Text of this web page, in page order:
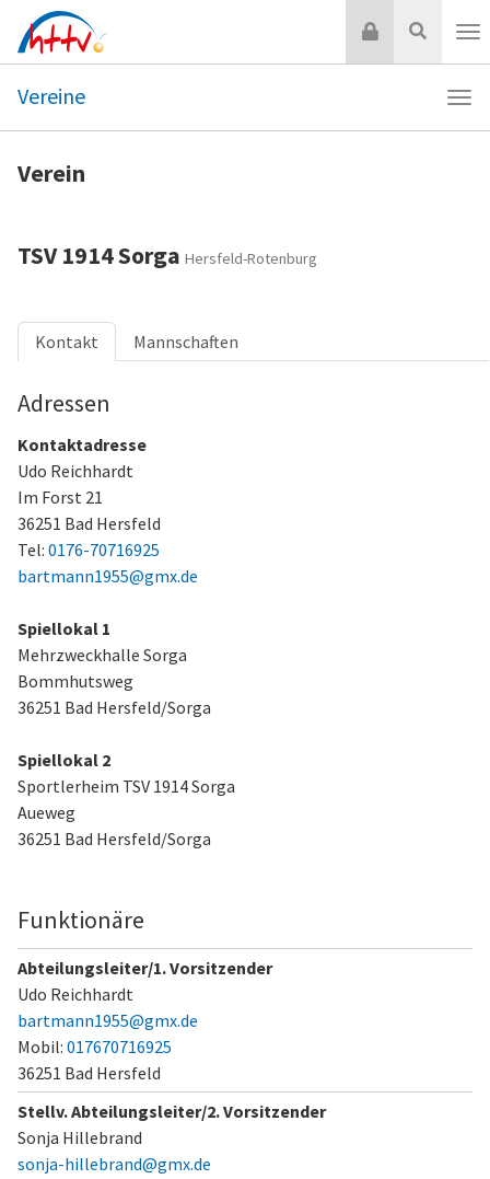
Inhalt
springen
Suche
Login
Vereine
Verein
TSV 1914 Sorga Hersfeld-Rotenburg
Kontakt Mannschaften
Adressen
Kontaktadresse
Udo Reichhardt
Im Forst 21
36251 Bad Hersfeld
Tel: 0176-70716925
bartmann1955@gmx.de
Spiellokal 1
Mehrzweckhalle Sorga
Bommhutsweg
36251 Bad Hersfeld/Sorga
Spiellokal 2
Sportlerheim TSV 1914 Sorga
Aueweg
36251 Bad Hersfeld/Sorga
Funktionäre
Abteilungsleiter/1. Vorsitzender
Udo Reichhardt
bartmann1955@gmx.de
Mobil: 017670716925
36251 Bad Hersfeld
Stellv. Abteilungsleiter/2. Vorsitzender
Sonja Hillebrand
sonja-hillebrand@gmx.de